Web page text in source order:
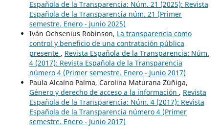
Española de la Transparencia: Núm. 21 (2025): Revista
Española de la Transparencia núm. 21 (Primer
semestre. Enero - junio 2025)
Iván Ochsenius Robinson, La transparencia como
control y beneficio de una contratación pública
presente , Revista Española de la Transparencia: Núm.
4 (2017): Revista Española de la Transparencia
número 4 (Primer semestre. Enero - Junio 2017)
Paula Alcaíno Palma, Carolina Maturana Zúñiga,
Género y derecho de acceso a la información , Revista
Española de la Transparencia: Núm. 4 (2017): Revista
Española de la Transparencia número 4 (Primer
semestre. Enero - Junio 2017)